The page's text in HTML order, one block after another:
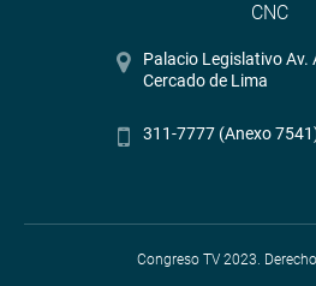
CNC
Palacio Legislativo Av.
Cercado de Lima
311-7777 (Anexo
Congreso TV 2023.